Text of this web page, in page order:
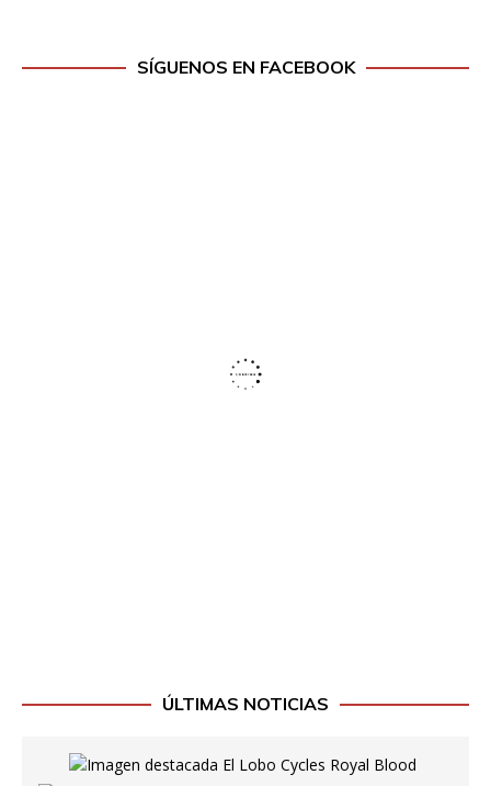
SÍGUENOS EN FACEBOOK
ÚLTIMAS NOTICIAS